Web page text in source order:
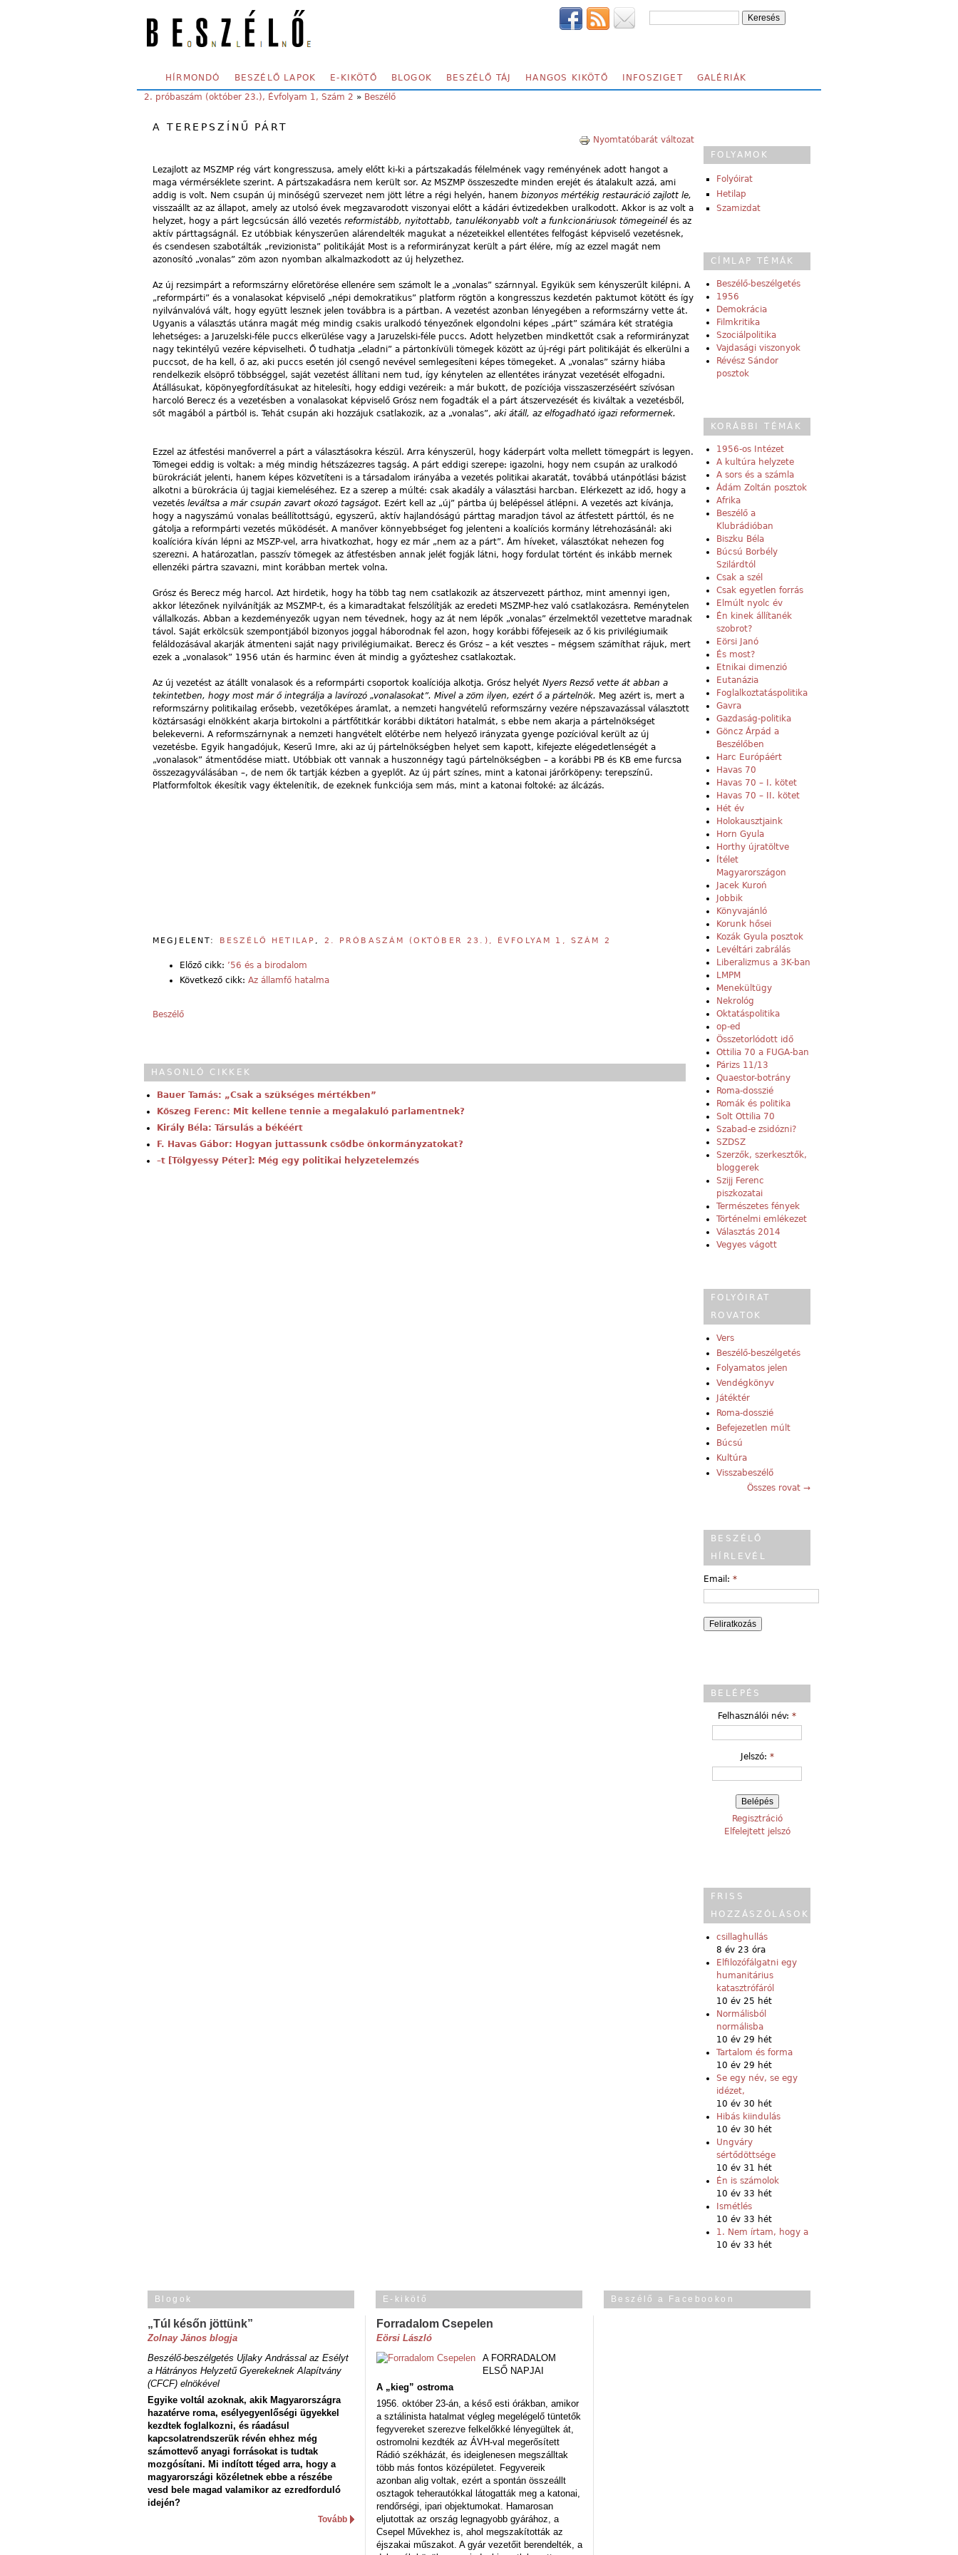
SECONDARY MENU
HÍRMONDÓ BESZÉLŐ LAPOK E-KIKÖTŐ BLOGOK BESZÉLŐ TÁJ HANGOS KIKÖTŐ INFOSZIGET GALÉRIÁK
YOU ARE HERE:
2. próbaszám (október 23.), Évfolyam 1, Szám 2 » Beszélő
A TEREPSZÍNŰ PÁRT
Nyomtatóbarát változat
Lezajlott az MSZMP rég várt kongresszusa, amely előtt ki-ki a pártszakadás félelmének vagy reményének adott hangot a
maga vérmérséklete szerint. A pártszakadásra nem került sor. Az MSZMP összeszedte minden erejét és átalakult azzá, ami
addig is volt. Nem csupán új minőségű szervezet nem jött létre a régi helyén, hanem bizonyos mértékig restauráció zajlott le,
visszaállt az az állapot, amely az utolsó évek megzavarodott viszonyai előtt a kádári évtizedekben uralkodott. Akkor is az volt a
helyzet, hogy a párt legcsúcsán álló vezetés reformistább, nyitottabb, tanulékonyabb volt a funkcionáriusok tömegeinél és az
aktív párttagságnál. Ez utóbbiak kényszerűen alárendelték magukat a nézeteikkel ellentétes felfogást képviselő vezetésnek,
és csendesen szabotálták „revizionista” politikáját Most is a reformirányzat került a párt élére, míg az ezzel magát nem
azonosító „vonalas” zöm azon nyomban alkalmazkodott az új helyzethez.
Az új rezsimpárt a reformszárny előretörése ellenére sem számolt le a „vonalas” szárnnyal. Egyikük sem kényszerűlt kilépni. A
„reformpárti” és a vonalasokat képviselő „népi demokratikus” platform rögtön a kongresszus kezdetén paktumot kötött és így
nyilvánvalóvá vált, hogy együtt lesznek jelen továbbra is a pártban. A vezetést azonban lényegében a reformszárny vette át.
Ugyanis a választás utánra magát még mindig csakis uralkodó tényezőnek elgondolni képes „párt” számára két stratégia
lehetséges: a Jaruzelski-féle puccs elkerülése vagy a Jaruzelski-féle puccs. Adott helyzetben mindkettőt csak a reformirányzat
nagy tekintélyű vezére képviselheti. Ő tudhatja „eladni” a pártonkívüli tömegek között az új-régi párt politikáját és elkerülni a
puccsot, de ha kell, ő az, aki puccs esetén jól csengő nevével semlegesíteni képes tömegeket. A „vonalas” szárny hiába
rendelkezik elsöprő többséggel, saját vezetést állítani nem tud, így kénytelen az ellentétes irányzat vezetését elfogadni.
Átállásukat, köpönyegfordításukat az hitelesíti, hogy eddigi vezéreik: a már bukott, de pozíciója visszaszerzéséért szívósan
harcoló Berecz és a vezetésben a vonalasokat képviselő Grósz nem fogadták el a párt átszervezését és kiváltak a vezetésből,
sőt magából a pártból is. Tehát csupán aki hozzájuk csatlakozik, az a „vonalas”, aki átáll, az elfogadható igazi reformernek.
Ezzel az átfestési manőverrel a párt a választásokra készül. Arra kényszerül, hogy káderpárt volta mellett tömegpárt is legyen.
Tömegei eddig is voltak: a még mindig hétszázezres tagság. A párt eddigi szerepe: igazolni, hogy nem csupán az uralkodó
bürokráciát jelenti, hanem képes közvetíteni is a társadalom irányába a vezetés politikai akaratát, továbbá utánpótlási bázist
alkotni a bürokrácia új tagjai kiemeléséhez. Ez a szerep a múlté: csak akadály a választási harcban. Elérkezett az idő, hogy a
vezetés leváltsa a már csupán zavart okozó tagságot. Ezért kell az „új” pártba új belépéssel átlépni. A vezetés azt kívánja,
hogy a nagyszámú vonalas beállítottságú, egyszerű, aktív hajlandóságú párttag maradjon távol az átfestett párttól, és ne
gátolja a reformpárti vezetés működését. A manőver könnyebbséget fog jelenteni a koalíciós kormány létrehozásánál: aki
koalícióra kíván lépni az MSZP-vel, arra hivatkozhat, hogy ez már „nem az a párt”. Ám híveket, választókat nehezen fog
szerezni. A határozatlan, passzív tömegek az átfestésben annak jelét fogják látni, hogy fordulat történt és inkább mernek
ellenzéki pártra szavazni, mint korábban mertek volna.
Grósz és Berecz még harcol. Azt hirdetik, hogy ha több tag nem csatlakozik az átszervezett párthoz, mint amennyi igen,
akkor létezőnek nyilvánítják az MSZMP-t, és a kimaradtakat felszólítják az eredeti MSZMP-hez való csatlakozásra. Reménytelen
vállalkozás. Abban a kezdeményezők ugyan nem tévednek, hogy az át nem lépők „vonalas” érzelmektől vezettetve maradnak
távol. Saját erkölcsük szempontjából bizonyos joggal háborodnak fel azon, hogy korábbi főfejeseik az ő kis privilégiumaik
feláldozásával akarják átmenteni saját nagy privilégiumaikat. Berecz és Grósz – a két vesztes – mégsem számíthat rájuk, mert
ezek a „vonalasok” 1956 után és harminc éven át mindig a győzteshez csatlakoztak.
Az új vezetést az átállt vonalasok és a reformpárti csoportok koalíciója alkotja. Grósz helyét Nyers Rezső vette át abban a
tekintetben, hogy most már ő integrálja a lavírozó „vonalasokat”. Mivel a zöm ilyen, ezért ő a pártelnök. Meg azért is, mert a
reformszárny politikailag erősebb, vezetőképes áramlat, a nemzeti hangvételű reformszárny vezére népszavazással választott
köztársasági elnökként akarja birtokolni a pártfőtitkár korábbi diktátori hatalmát, s ebbe nem akarja a pártelnökséget
belekeverni. A reformszárnynak a nemzeti hangvételt előtérbe nem helyező irányzata gyenge pozícióval került az új
vezetésbe. Egyik hangadójuk, Keserű Imre, aki az új pártelnökségben helyet sem kapott, kifejezte elégedetlenségét a
„vonalasok” átmentődése miatt. Utóbbiak ott vannak a huszonnégy tagú pártelnökségben – a korábbi PB és KB eme furcsa
összezagyválásában –, de nem ők tartják kézben a gyeplőt. Az új párt színes, mint a katonai járőrköpeny: terepszínű.
Platformfoltok ékesítik vagy éktelenítik, de ezeknek funkciója sem más, mint a katonai foltoké: az álcázás.
MEGJELENT: BESZÉLŐ HETILAP , 2. PRÓBASZÁM (OKTÓBER 23.), ÉVFOLYAM 1, SZÁM 2
Előző cikk: ’56 és a birodalom
Következő cikk: Az államfő hatalma
Beszélő
HASONLÓ CIKKEK
Bauer Tamás: „Csak a szükséges mértékben”
Kőszeg Ferenc: Mit kellene tennie a megalakuló parlamentnek?
Király Béla: Társulás a békéért
F. Havas Gábor: Hogyan juttassunk csődbe önkormányzatokat?
–t [Tölgyessy Péter]: Még egy politikai helyzetelemzés
FOLYAMOK
Folyóirat
Hetilap
Szamizdat
CÍMLAP TÉMÁK
Beszélő-beszélgetés
1956
Demokrácia
Filmkritika
Szociálpolitika
Vajdasági viszonyok
Révész Sándor
posztok
KORÁBBI TÉMÁK
1956-os Intézet
A kultúra helyzete
A sors és a számla
Ádám Zoltán posztok
Afrika
Beszélő a
Klubrádióban
Biszku Béla
Búcsú Borbély
Szilárdtól
Csak a szél
Csak egyetlen forrás
Elmúlt nyolc év
Én kinek állítanék
szobrot?
Eörsi Janó
És most?
Etnikai dimenzió
Eutanázia
Foglalkoztatáspolitika
Gavra
Gazdaság-politika
Göncz Árpád a
Beszélőben
Harc Európáért
Havas 70
Havas 70 – I. kötet
Havas 70 – II. kötet
Hét év
Holokausztjaink
Horn Gyula
Horthy újratöltve
Ítélet
Magyarországon
Jacek Kuroń
Jobbik
Könyvajánló
Korunk hősei
Kozák Gyula posztok
Levéltári zabrálás
Liberalizmus a 3K-ban
LMPM
Menekültügy
Nekrológ
Oktatáspolitika
op-ed
Összetorlódott idő
Ottilia 70 a FUGA-ban
Párizs 11/13
Quaestor-botrány
Roma-dosszié
Romák és politika
Solt Ottilia 70
Szabad-e zsidózni?
SZDSZ
Szerzők, szerkesztők,
bloggerek
Szijj Ferenc
piszkozatai
Természetes fények
Történelmi emlékezet
Választás 2014
Vegyes vágott
FOLYÓIRAT
ROVATOK
Vers
Beszélő-beszélgetés
Folyamatos jelen
Vendégkönyv
Játéktér
Roma-dosszié
Befejezetlen múlt
Búcsú
Kultúra
Visszabeszélő
Összes rovat →
BESZÉLŐ
HÍRLEVÉL
Email: *
BELÉPÉS
Felhasználói név: *
Jelszó: *
Regisztráció
Elfelejtett jelszó
FRISS
HOZZÁSZÓLÁSOK
csillaghullás
8 év 23 óra
Elfilozófálgatni egy
humanitárius
katasztrófáról
10 év 25 hét
Normálisból
normálisba
10 év 29 hét
Tartalom és forma
10 év 29 hét
Se egy név, se egy
idézet,
10 év 30 hét
Hibás kiindulás
10 év 30 hét
Ungváry
sértődöttsége
10 év 31 hét
Én is számolok
10 év 33 hét
Ismétlés
10 év 33 hét
1. Nem írtam, hogy a
10 év 33 hét
Blogok
„Túl későn jöttünk”
Zolnay János blogja
Beszélő-beszélgetés Ujlaky Andrással az Esélyt
a Hátrányos Helyzetű Gyerekeknek Alapítvány
(CFCF) elnökével
Egyike voltál azoknak, akik Magyarországra
hazatérve roma, esélyegyenlőségi ügyekkel
kezdtek foglalkozni, és ráadásul
kapcsolatrendszerük révén ehhez még
számottevő anyagi forrásokat is tudtak
mozgósítani. Mi indított téged arra, hogy a
magyarországi közéletnek ebbe a részébe
vesd bele magad valamikor az ezredforduló
idején?
Tovább
E-kikötő
Forradalom Csepelen
Eörsi László
A FORRADALOM
ELSŐ NAPJAI
A „kieg” ostroma
1956. október 23-án, a késő esti órákban, amikor
a sztálinista hatalmat végleg megelégelő tüntetők
fegyvereket szerezve felkelőkké lényegültek át,
ostromolni kezdték az ÁVH-val megerősített
Rádió székházát, és ideiglenesen megszálltak
több más fontos középületet. Fegyvereik
azonban alig voltak, ezért a spontán összeállt
osztagok teherautókkal látogatták meg a katonai,
rendőrségi, ipari objektumokat. Hamarosan
eljutottak az ország legnagyobb gyárához, a
Csepel Művekhez is, ahol megszakították az
éjszakai műszakot. A gyár vezetőit berendelték, a
Beszélő a Facebookon